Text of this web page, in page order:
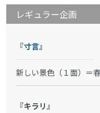
レギュラー企画
『寸言』
新しい景色（１面）＝
『キラリ』